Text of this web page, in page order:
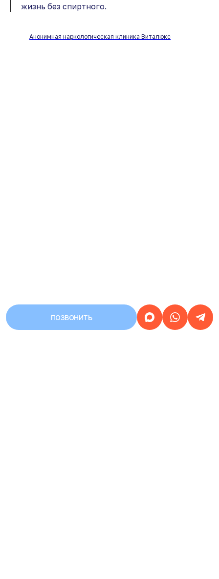
жизнь без спиртного.
Анонимная наркологическая клиника Виталюкс
ПОЗВОНИТЬ